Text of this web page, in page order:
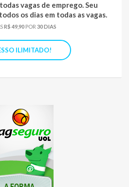
vagas de emprego. Seu
os dias em todas as vagas.
R$ 49,90 POR 30 DIAS
ILIMITADO!